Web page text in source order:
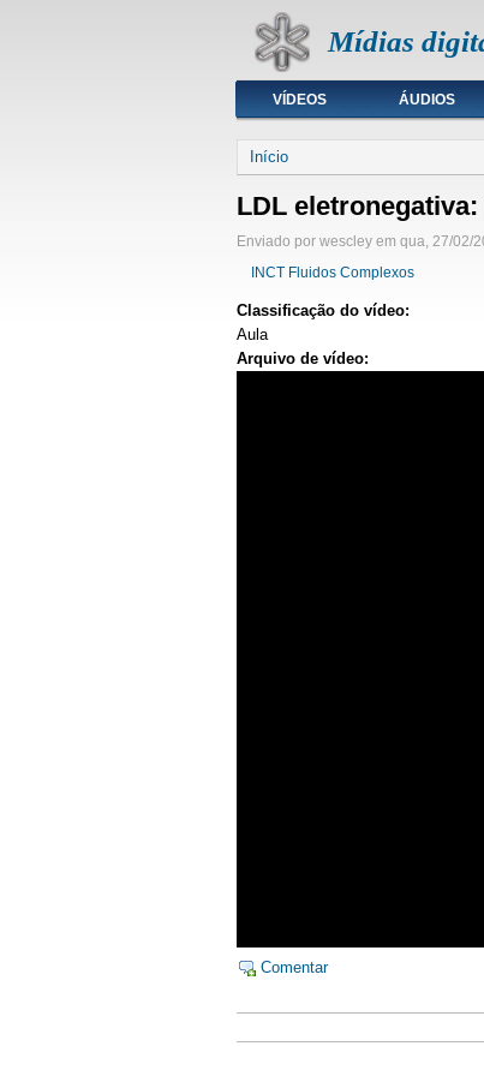
Mídias
Seleção de tipo de
VÍDEOS ÁUDIOS
Início
LDL
Enviado por wescley em qua, 27/02/
INCT Fluidos Complexos
Classificação do vídeo:
Aula
Arquivo de vídeo:
Comentar